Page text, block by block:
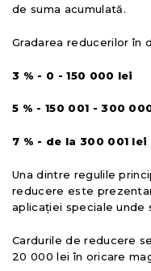
de suma acumulată.
Gradarea reducerilor în
3 % - 0 - 150 000 lei
5 % - 150 001 - 300
7 % - de la 300 001 lei
Una dintre regulile
reducere este
aplicației speciale
Cardurile de reducere
20 000 lei în oricare